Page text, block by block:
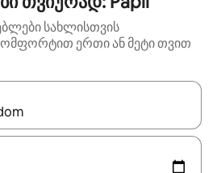
სახლისთვის
ერთი ან მეტი თვით
გახდება, ნავიგაციისთვის